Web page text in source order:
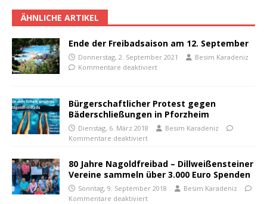
ÄHNLICHE ARTIKEL
Ende der Freibadsaison am 12. September
Donnerstag, 2. September 2021
Besim Karadeniz
Kommentare deaktiviert
Bürgerschaftlicher Protest gegen
Bäderschließungen in Pforzheim
Dienstag, 6. März 2018
Besim Karadeniz
Kommentare deaktiviert
80 Jahre Nagoldfreibad – Dillweißensteiner
Vereine sammeln über 3.000 Euro Spenden
Sonntag, 9. September 2018
Besim Karadeniz
Kommentare deaktiviert